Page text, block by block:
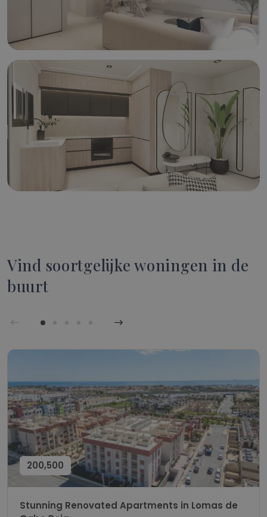
Vind soortgelijke woningen in de
buurt
200,500
Stunning Renovated Apartments in Lomas de